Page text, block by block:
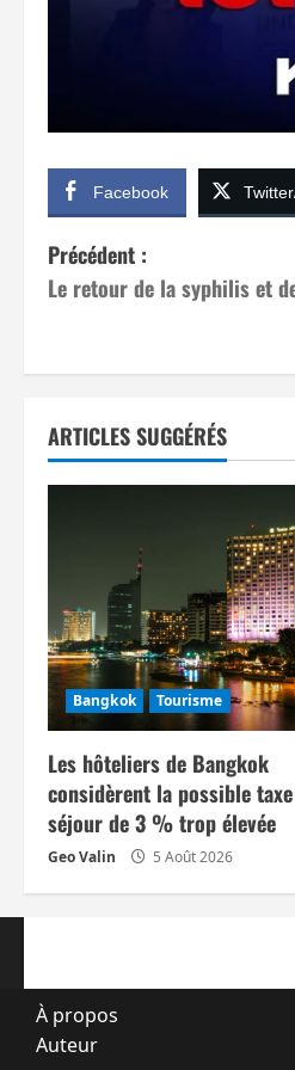
Facebook
N
a
v
g
i
o
n
d
’
a
i
Précédent :
Le retour de la syphilis et
ARTICLES SUGGÉRÉS
Bangkok Tourisme
Les hôteliers de Bangkok
considèrent la possible
séjour de 3 % trop élevée
Geo Valin 5 Août 2026
À propos
Auteur